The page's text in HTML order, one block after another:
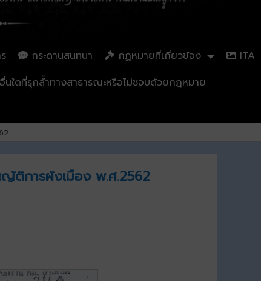
กระดานสนทนา กฏหมายที่เกี่ยวข้อง
ITA
ใดที่รุกล้ำทางสาธารณะหรือไม่ชอบด้วยกฎหมาย
ญัติการผังเมือง พ.ศ.2562